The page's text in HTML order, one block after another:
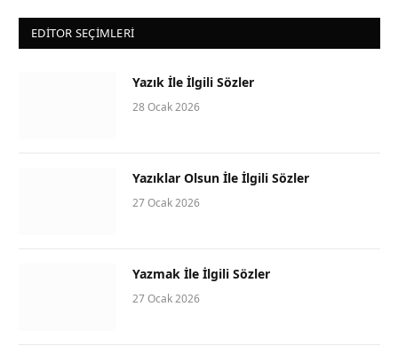
EDITOR SEÇIMLERI
Yazık İle İlgili Sözler
28 Ocak 2026
Yazıklar Olsun İle İlgili Sözler
27 Ocak 2026
Yazmak İle İlgili Sözler
27 Ocak 2026